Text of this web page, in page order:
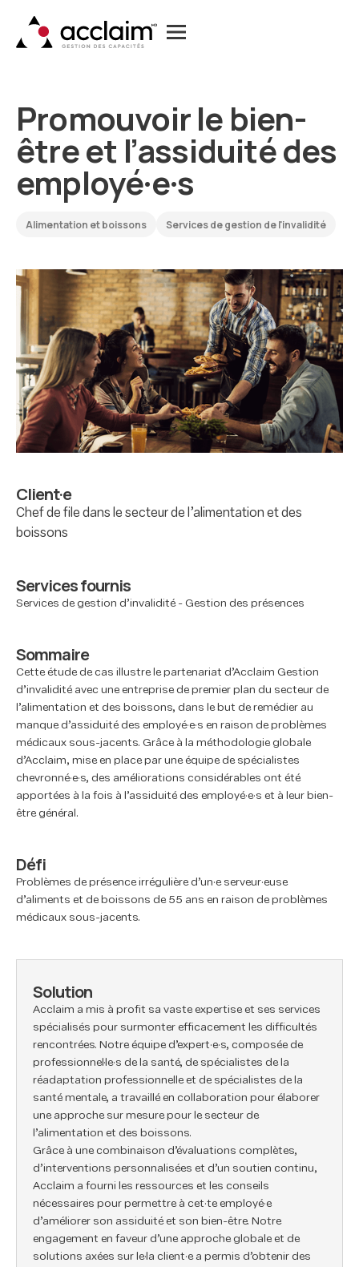
Promouvoir le bien-
être et l’assiduité des
employé·e·s
Alimentation et boissons Services de gestion de l'invalidité
Client·e
Chef de file dans le secteur de l’alimentation et des
boissons
Services fournis
Services de gestion d’invalidité - Gestion des présences
Sommaire
Cette étude de cas illustre le partenariat d’Acclaim Gestion
d’invalidité avec une entreprise de premier plan du secteur de
l’alimentation et des boissons, dans le but de remédier au
manque d’assiduité des employé·e·s en raison de problèmes
médicaux sous-jacents. Grâce à la méthodologie globale
d’Acclaim, mise en place par une équipe de spécialistes
chevronné·e·s, des améliorations considérables ont été
apportées à la fois à l’assiduité des employé·e·s et à leur bien-
être général.
Défi
Problèmes de présence irrégulière d’un·e serveur·euse
d’aliments et de boissons de 55 ans en raison de problèmes
médicaux sous-jacents.
Solution
Acclaim a mis à profit sa vaste expertise et ses services
spécialisés pour surmonter efficacement les difficultés
rencontrées. Notre équipe d’expert·e·s, composée de
professionnel·le·s de la santé, de spécialistes de la
réadaptation professionnelle et de spécialistes de la
santé mentale, a travaillé en collaboration pour élaborer
une approche sur mesure pour le secteur de
l’alimentation et des boissons.
Grâce à une combinaison d’évaluations complètes,
d’interventions personnalisées et d’un soutien continu,
Acclaim a fourni les ressources et les conseils
nécessaires pour permettre à cet·te employé·e
d’améliorer son assiduité et son bien-être. Notre
engagement en faveur d’une approche globale et de
solutions axées sur le·la client·e a permis d’obtenir des